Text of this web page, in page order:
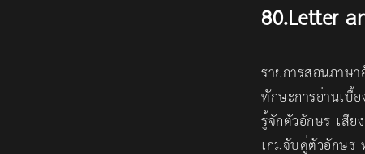
80.Letter
รายการสอนภาษ
ทักษะการอ่านเบื้
รู้จักตัวอักษร เสี
เกมจับคู่ตัวอักษร